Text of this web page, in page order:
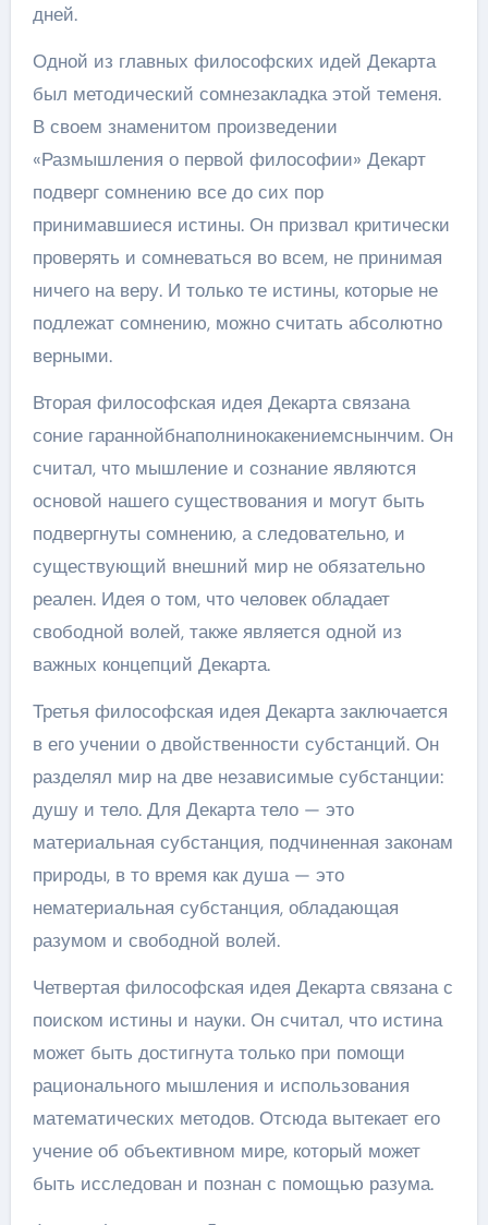
дней.
Одной из главных философских идей Декарта
был методический сомнезакладка этой теменя.
В своем знаменитом произведении
«Размышления о первой философии» Декарт
подверг сомнению все до сих пор
принимавшиеся истины. Он призвал критически
проверять и сомневаться во всем, не принимая
ничего на веру. И только те истины, которые не
подлежат сомнению, можно считать абсолютно
верными.
Вторая философская идея Декарта связана
соние гараннойбнаполнинокакениемснынчим. Он
считал, что мышление и сознание являются
основой нашего существования и могут быть
подвергнуты сомнению, а следовательно, и
существующий внешний мир не обязательно
реален. Идея о том, что человек обладает
свободной волей, также является одной из
важных концепций Декарта.
Третья философская идея Декарта заключается
в его учении о двойственности субстанций. Он
разделял мир на две независимые субстанции:
душу и тело. Для Декарта тело — это
материальная субстанция, подчиненная законам
природы, в то время как душа — это
нематериальная субстанция, обладающая
разумом и свободной волей.
Четвертая философская идея Декарта связана с
поиском истины и науки. Он считал, что истина
может быть достигнута только при помощи
рационального мышления и использования
математических методов. Отсюда вытекает его
учение об объективном мире, который может
быть исследован и познан с помощью разума.